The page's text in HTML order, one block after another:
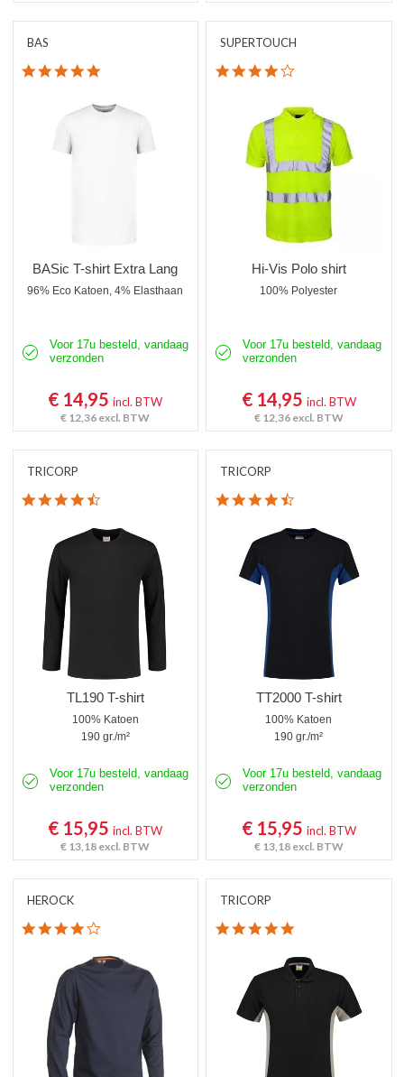
BAS
5.0 star rating
BASic T-shirt Extra Lang
96% Eco Katoen, 4% Elasthaan
Voor 17u besteld, vandaag
verzonden
€ 14,95incl. BTW
€ 12,36 excl. BTW
SUPERTOUCH
4.0 star rating
Hi-Vis Polo shirt
100% Polyester
Voor 17u besteld, vandaag
verzonden
€ 14,95 incl. BTW
€ 12,36 excl. BTW
TRICORP
TL190 T-shirt
100% Katoen
190 gr./m²
Voor 17u besteld, vandaag
verzonden
€ 15,95incl. BTW
€ 13,18 excl. BTW
TRICORP
TT2000 T-shirt
100% Katoen
190 gr./m²
Voor 17u besteld, vandaag
verzonden
€ 15,95 incl. BTW
€ 13,18 excl. BTW
HEROCK
4.0 star rating
TRICORP
5.0 star rating